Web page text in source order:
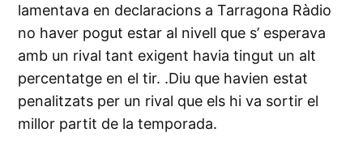
lamentava en declaracions a Tarragona Ràdio
no haver pogut estar al nivell que s’ esperava
amb un rival tant exigent havia tingut un alt
percentatge en el tir. .Diu que havien estat
penalitzats per un rival que els hi va sortir el
millor partit de la temporada.